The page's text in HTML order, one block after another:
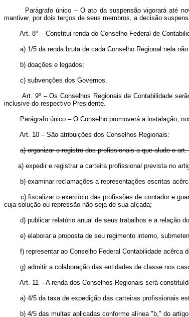
Parágrafo único – O ato da suspensão vigorará até
mantiver, por dois terços de seus membros, a decisão
Art. 8º – Constitui renda do Conselho Federal de
a) 1/5 da renda bruta de cada Conselho Regional nela
b) doações e legados;
c) subvenções dos Governos.
Art. 9º – Os Conselhos Regionais de Contabilidade
inclusive do respectivo Presidente.
Parágrafo único – O Conselho promoverá a instalação,
Art. 10 – São atribuições dos Conselhos Regionais:
a) organizar o registro dos profissionais a que alude o art.
a) expedir e registrar a carteira profissional
b) examinar reclamações a representações escritas
c) fiscalizar o exercício das profissões de contador e
cuja solução ou repressão não seja de sua aIçada;
d) publicar relatório anual de seus trabalhos e a relação
e) elaborar a proposta de seu regimento interno,
f) representar ao Conselho Federal Contabilidade
g) admitir a colaboração das entidades de classe nos
Art. 11 – A renda dos Conselhos Regionais será
a) 4/5 da taxa de expedição das carteiras profissionais
b) 4/5 das multas aplicadas conforme alínea "b," do artigo